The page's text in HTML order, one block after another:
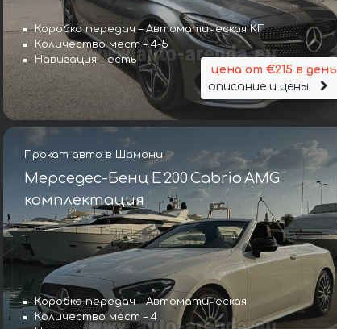
Коробка передач – Автоматическая КП
Количество мест – 4-5
Навигация – есть
цена от €215 в день
описание и цены
Прокат авто в Шамони
Мерседес-Бенц E 200 Cabrio AMG
комплектация
Коробка передач – Автоматическая
Количество мест – 4